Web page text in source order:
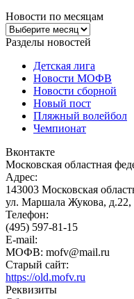
Новости по месяцам
Новости
по
Разделы новостей
Детская лига
Новости МОФВ
Новости сборной
Новый пост
Пляжный волейбол
Чемпионат
Вконтакте
Московская областная
Адрес:
143003 Московская
ул. Маршала Жукова, д.22,
Телефон:
(495) 597-81-15
E-mail:
МОФВ: mofv@mail.ru
Старый сайт:
https://old.mofv.ru
Реквизиты